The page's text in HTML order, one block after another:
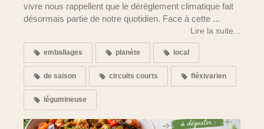
vivre nous rappellent que le dérèglement climatique fait
désormais partie de notre quotidien. Face à cette ...
Lire la suite...
emballages planète local
de saison circuits courts fléxivarien
légumineuse